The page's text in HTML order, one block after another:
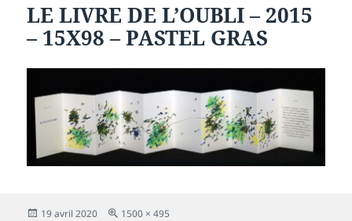
LE LIVRE DE L’OUBLI – 2015
– 15X98 – PASTEL GRAS
Publié
19 avril 2020
Taille
1500 × 495